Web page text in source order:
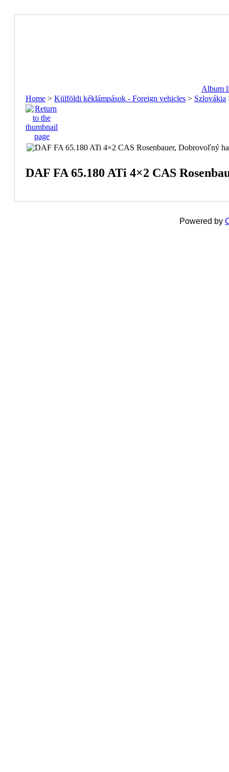
Album
Home > Külföldi kéklámpások - Foreign vehicles > Szlovákia
DAF FA 65.180 ATi 4×2 CAS
Powered by